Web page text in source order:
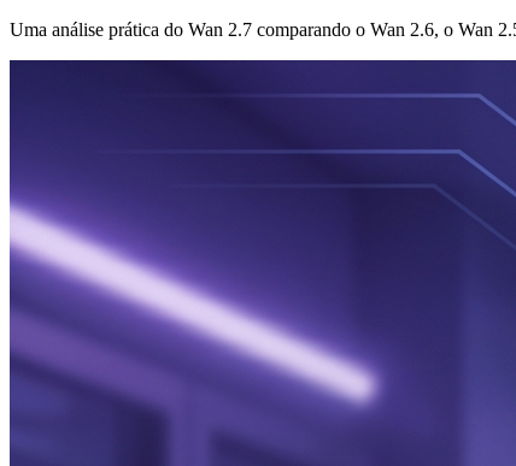
Uma análise prática do Wan 2.7 comparando o Wan 2.6, o Wan